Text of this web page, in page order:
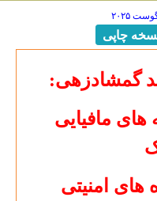
چاپی
گمشادزهی:
های مافیایی
های امنیتی